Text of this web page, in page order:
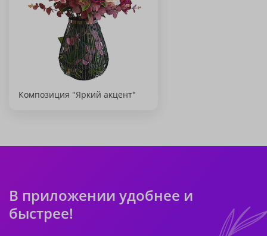
Композиция "Яркий акцент"
В приложении удобнее и
быстрее!